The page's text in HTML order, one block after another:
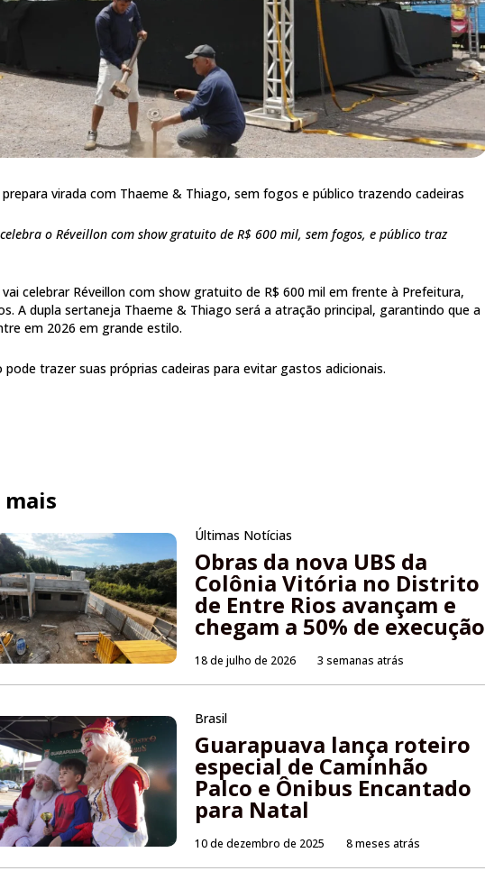
prepara virada com Thaeme & Thiago, sem fogos e público trazendo cadeiras
celebra o Réveillon com show gratuito de R$ 600 mil, sem fogos, e público traz
vai celebrar Réveillon com show gratuito de R$ 600 mil em frente à Prefeitura,
A dupla sertaneja Thaeme & Thiago será a atração principal, garantindo que a
em 2026 em grande estilo.
pode trazer suas próprias cadeiras para evitar gastos adicionais.
mais
Últimas Notícias
Obras da nova UBS da
Colônia Vitória no Distrito
de Entre Rios avançam e
chegam a 50% de execução
18 de julho de 2026 3 semanas atrás
Brasil
Guarapuava lança roteiro
especial de Caminhão
Palco e Ônibus Encantado
para Natal
10 de dezembro de 2025 8 meses atrás